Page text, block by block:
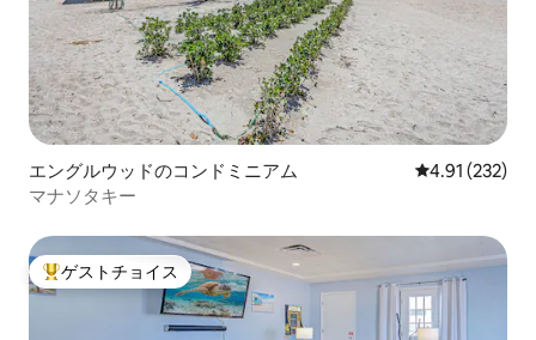
エングルウッドのコンドミニアム レビュー232
4.91 (232)
マナソタキー
大好評のゲストチョイスです。
ゲストチョイス